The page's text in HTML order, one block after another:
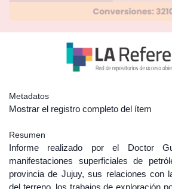
Metadatos
Mostrar el registro completo del ítem
Resumen
Informe realizado por el Doctor
manifestaciones superficiales de
provincia de Jujuy, sus relaciones con